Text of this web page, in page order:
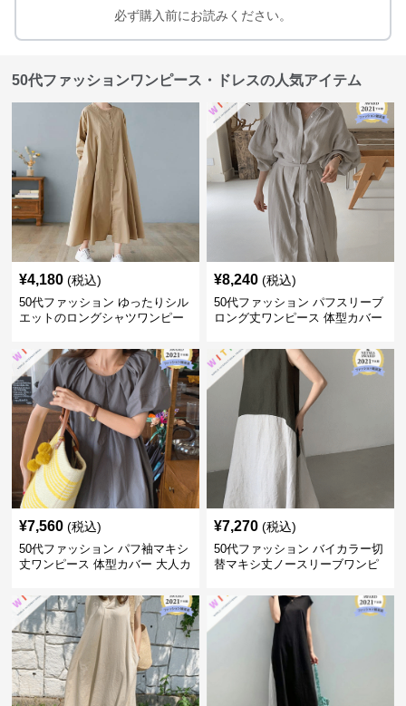
必ず購入前にお読みください。
50代ファッションワンピース・ドレスの人気アイテム
¥4,180 (税込)
50代ファッション ゆったりシル
エットのロングシャツワンピー
¥8,240 (税込)
50代ファッション パフスリーブ
ロング丈ワンピース 体型カバー
¥7,560 (税込)
50代ファッション パフ袖マキシ
丈ワンピース 体型カバー 大人カ
¥7,270 (税込)
50代ファッション バイカラー切
替マキシ丈ノースリーブワンピ